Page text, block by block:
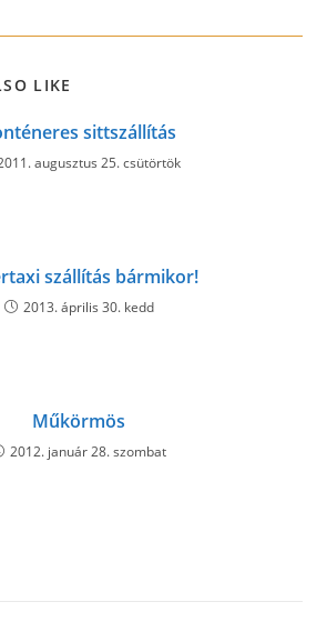
LIKE
sittszállítás
augusztus 25. csütörtök
szállítás bármikor!
2013. április 30. kedd
Műkörmös
2012. január 28. szombat